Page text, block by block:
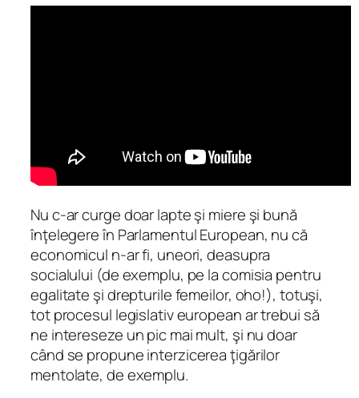
Nu c-ar curge doar lapte şi miere şi bună
înţelegere în Parlamentul European, nu că
economicul n-ar fi, uneori, deasupra
socialului (de exemplu, pe la comisia pentru
egalitate şi drepturile femeilor, oho!), totuşi,
tot procesul legislativ european ar trebui să
ne intereseze un pic mai mult, şi nu doar
când se propune interzicerea ţigărilor
mentolate, de exemplu.